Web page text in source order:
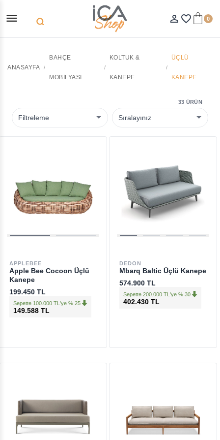
menu search person_outline favorite_border 0
ANASAYFA
BAHÇE
MOBILYASI
KOLTUK &
KANEPE
ÜÇLÜ
KANEPE
Filtreleme
33 ÜRÜN
APPLEBEE
Apple Bee Cocoon Üçlü
Kanepe
199.450 TL
Sepette 100.000 TL'ye % 25
149.588 TL
DEDON
Mbarq Baltic Üçlü Kanepe
574.900 TL
Sepette 200.000 TL'ye % 30
402.430 TL